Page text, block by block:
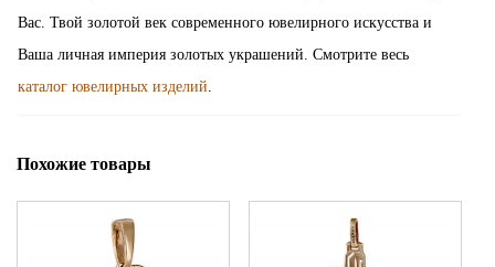
Вас. Твой золотой век современного ювелирного искусства и
Ваша личная империя золотых украшений. Смотрите весь
каталог ювелирных изделий
Похожие товары